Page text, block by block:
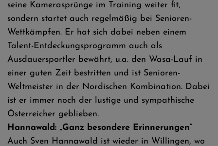
seine Kamerasprünge im Training weiter fit,
sondern startet auch regelmäßig bei Senioren-
Wettkämpfen. Er hat sich dabei neben einem
Talent-Entdeckungsprogramm auch als
Ausdauersportler bewährt, u.a. den Wasa-Lauf in
einer guten Zeit bestritten und ist Senioren-
Weltmeister in der Nordischen Kombination. Dabei
ist er immer noch der lustige und sympathische
Österreicher geblieben.
Hannawald: „Ganz besondere Erinnerungen“
Auch Sven Hannawald ist wieder in Willingen, wo